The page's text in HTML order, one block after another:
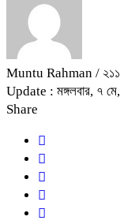
Muntu Rahman /
Update : মঙ্গলবার, ৭
Share